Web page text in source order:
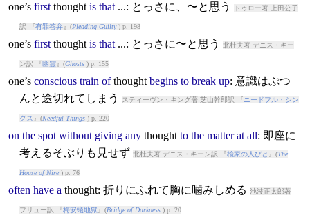
one’s first thought is that...: とっさに、〜と思う トゥロー著 上田公子
訳 『有罪答弁』(Pleading Guilty) p. 198
one’s first thought is that...: とっさに〜と思う 北杜夫著 デニス・キー
ン訳 『幽霊』(Ghosts) p. 155
one’s conscious train of thought begins to break up: 意識はぷつ
んと途切れてしまう
スティーヴン・キング著 芝山幹郎訳 『 ニードフル・シン
グス 』(Needful Things) p. 220
on the spot without giving any thought to the matter at all: 即座に
考えるそぶりも見せず 北杜夫著 デニス・キーン訳 『楡家の人びと 』(The
House of Nire) p. 76
often have a thought: 折りにふれて胸に噛みしめる 池波正太郎著
フリュー訳 『梅安蟻地獄 』(Bridge of Darkness) p. 20